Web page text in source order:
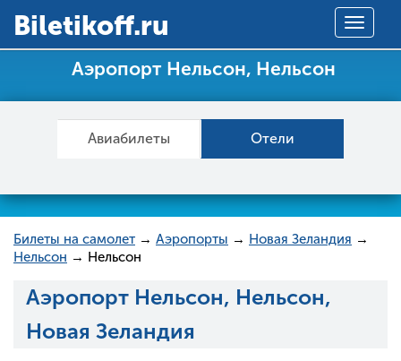
Toggle
Вiletikoff.ru
Аэропорт Нельсон, Нельсон
Авиабилеты Отели
Билеты на самолет → Аэропорты → Новая Зеландия →
Нельсон → Нельсон
Аэропорт Нельсон, Нельсон,
Новая Зеландия